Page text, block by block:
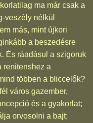
ma már csak a
veszély nélkül
más, mint újkori
a beszedésre
És ráadásul a szigoruk
renitenshez a
többen a bliccelők?
város gazember,
és a gyakorlat;
orvosolni a bajt;